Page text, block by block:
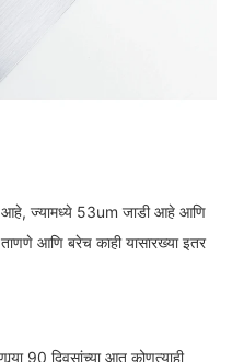
आहे, ज्यामध्ये 53um जाडी आहे आणि
ताणणे आणि बरेच काही यासारख्या इतर
90 दिवसांच्या आत कोणत्याही